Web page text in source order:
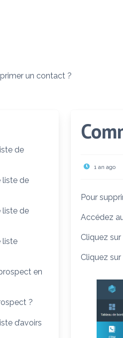
un contact ?
de
liste de
liste de
liste
en
?
d’avoirs
1 an ago
Pour
Accédez
Cliquez sur
Cliquez sur